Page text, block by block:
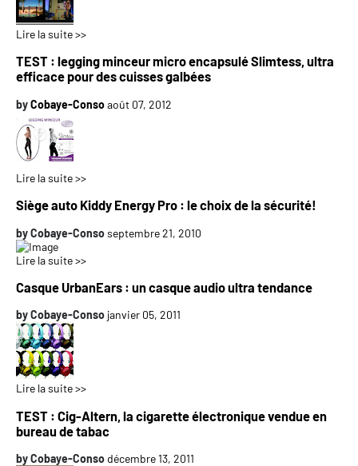
Lire la suite >>
TEST : legging minceur micro encapsulé Slimtess, ultra
efficace pour des cuisses galbées
byCobaye-Consoaoût 07, 2012
Lire la suite >>
Siège auto Kiddy Energy Pro : le choix de la sécurité!
byCobaye-Consoseptembre 21, 2010
Lire la suite >>
Casque UrbanEars : un casque audio ultra tendance
byCobaye-Conso janvier 05, 2011
Lire la suite >>
TEST : Cig-Altern, la cigarette électronique vendue en
bureau de tabac
byCobaye-Conso décembre 13, 2011